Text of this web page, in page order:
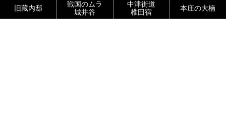
旧藏内邸
戦国のムラ
城井谷
中津街道
椎田宿
本庄の大楠
福岡県築上町大字船迫1342-22 船迫窯跡公園
TEL・FAX 0930-52-3771